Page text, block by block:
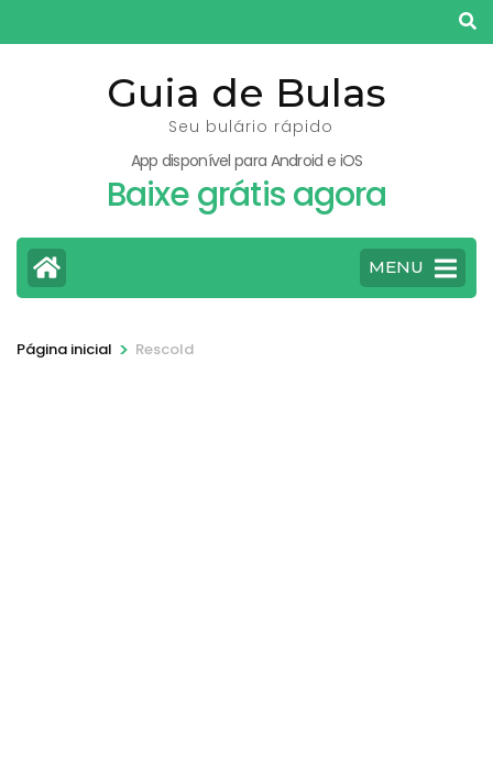
para
Guia de Bulas
Seu bulário rápido
App disponível para Android e iOS
Baixe grátis agora
MENU
Página inicial > Rescold